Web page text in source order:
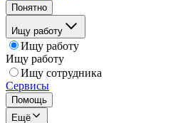
Понятно
Ищу работу
Ищу работу
Ищу работу
Ищу сотрудника
Сервисы
Помощь
Ещё